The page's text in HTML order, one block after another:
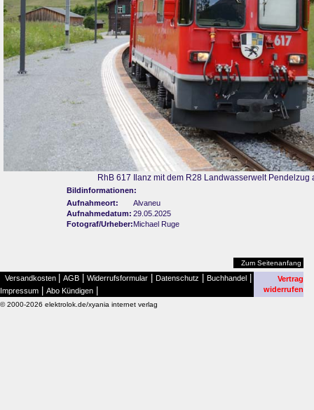
RhB 617 Ilanz mit dem R28 Landwasserwelt
Bildinformationen:
Aufnahmeort:
Alvaneu
Aufnahmedatum: 29.05.2025
Fotograf/Urheber:Michael Ruge
Zum Seitenanfang
Versandkosten AGB Widerrufsformular Datenschutz Buchhandel
Impressum Abo Kündigen
Vertrag
widerrufen
© 2000-2026 elektrolok.de/xyania internet verlag